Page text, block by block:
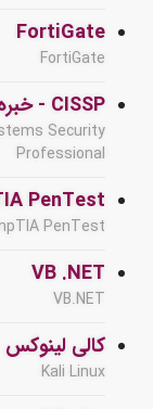
FortiGate
FortiGate
CISSP - خبره حرفه ای سیستم های اطلاعاتی امنیتی
Security
Professional
PenTest +
PenTest+
VB .NET
VB.NET
کالی لینوکس
Kali Linux